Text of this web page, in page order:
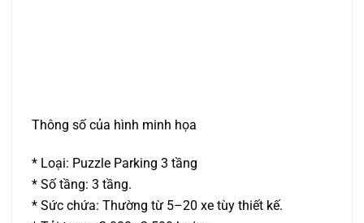
Thông số của hình minh họa
* Loại: Puzzle Parking 3 tầng
* Số tầng: 3 tầng.
* Sức chứa: Thường từ 5–20 xe tùy thiết kế.